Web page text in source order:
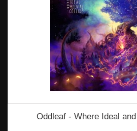
Oddleaf - Where Ideal